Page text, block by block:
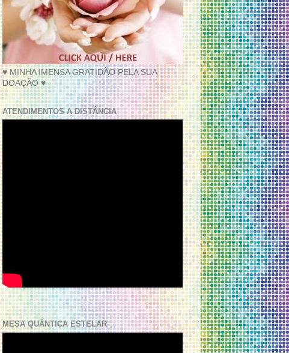
♥ MINHA IMENSA GRATIDÃO PELA SUA
DOAÇÃO ♥
ATENDIMENTOS A DISTÂNCIA
MESA QUÂNTICA ESTELAR